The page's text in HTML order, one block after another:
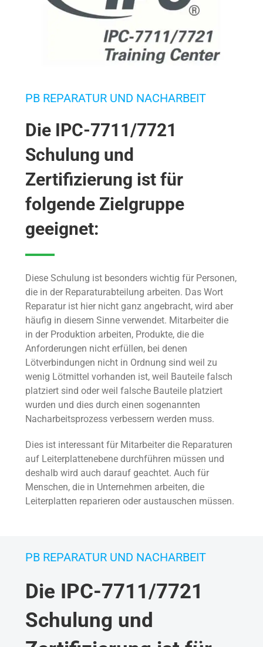
PB REPARATUR UND NACHARBEIT
Die IPC-7711/7721
Schulung und
Zertifizierung ist für
folgende Zielgruppe
geeignet:
Diese Schulung ist besonders wichtig für Personen,
die in der Reparaturabteilung arbeiten. Das Wort
Reparatur ist hier nicht ganz angebracht, wird aber
häufig in diesem Sinne verwendet. Mitarbeiter die
in der Produktion arbeiten, Produkte, die die
Anforderungen nicht erfüllen, bei denen
Lötverbindungen nicht in Ordnung sind weil zu
wenig Lötmittel vorhanden ist, weil Bauteile falsch
platziert sind oder weil falsche Bauteile platziert
wurden und dies durch einen sogenannten
Nacharbeitsprozess verbessern werden muss.
Dies ist interessant für Mitarbeiter die Reparaturen
auf Leiterplattenebene durchführen müssen und
deshalb wird auch darauf geachtet. Auch für
Menschen, die in Unternehmen arbeiten, die
Leiterplatten reparieren oder austauschen müssen.
PB REPARATUR UND NACHARBEIT
Die IPC-7711/7721
Schulung und